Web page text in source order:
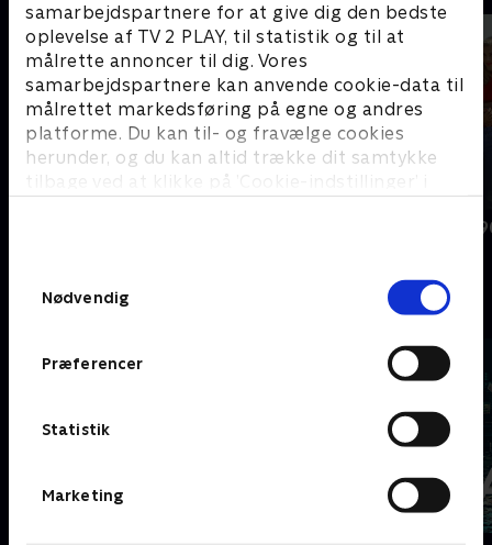
samarbejdspartnere for at give dig den bedste
oplevelse af TV 2 PLAY, til statistik og til at
målrette annoncer til dig. Vores
samarbejdspartnere kan anvende cookie-data til
målrettet markedsføring på egne og andres
platforme. Du kan til- og fravælge cookies
herunder, og du kan altid trække dit samtykke
tilbage ved at klikke på ’Cookie-indstillinger’ i
Nødvendig
Præferencer
Statistik
Marketing
Beverly Hills